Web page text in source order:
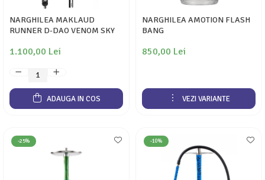
NARGHILEA MAKLAUD
RUNNER D-DAO VENOM SKY
1.100,00 Lei
ADAUGA IN COS
NARGHILEA AMOTION FLASH
BANG
850,00 Lei
VEZI VARIANTE
-25% -10%